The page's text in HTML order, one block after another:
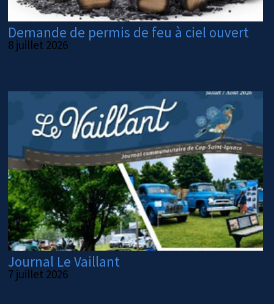
Demande de permis de feu à ciel ouvert
8 juillet 2026
Journal Le Vaillant
7 juillet 2026